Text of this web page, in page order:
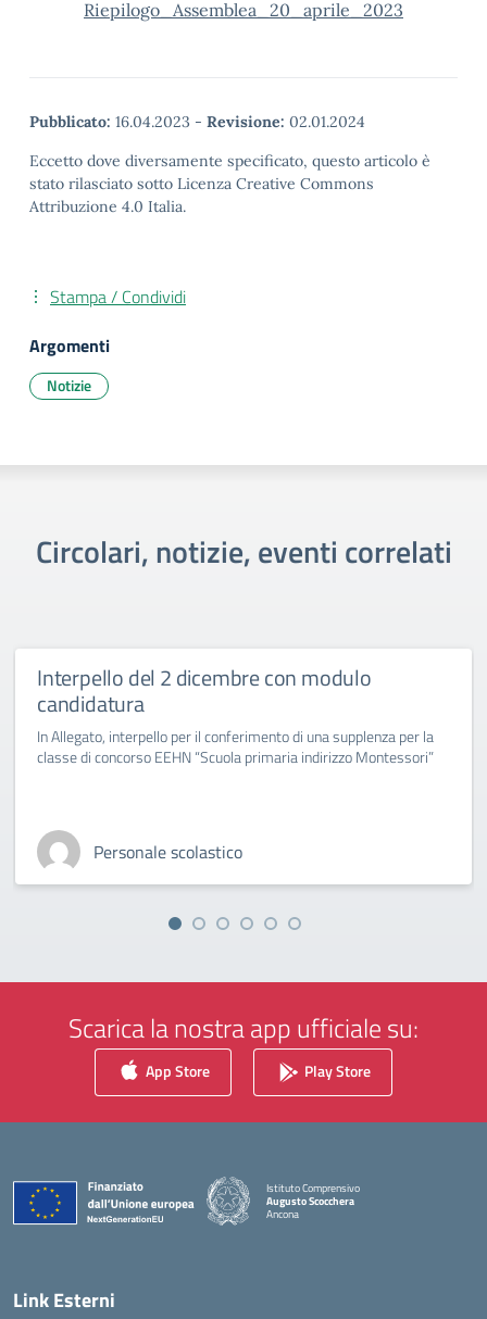
Riepilogo_Assemblea_20_aprile_2023
Pubblicato: 16.04.2023 - Revisione: 02.01.2024
Eccetto dove diversamente specificato, questo articolo è
stato rilasciato sotto Licenza Creative Commons
Attribuzione 4.0 Italia.
Stampa / Condividi
Argomenti
Notizie
Circolari, notizie, eventi correlati
Interpello del 2 dicembre con modulo
candidatura
In Allegato, interpello per il conferimento di una supplenza per la
classe di concorso EEHN “Scuola primaria indirizzo Montessori”
Personale scolastico
Scarica la nostra app ufficiale su:
App Store Play Store
Istituto Comprensivo
Augusto Scocchera
Ancona
Link Esterni